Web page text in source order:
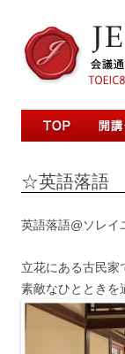
☆英語落語
英語落語@ソレイ
立花にある古民
素敵なひととき